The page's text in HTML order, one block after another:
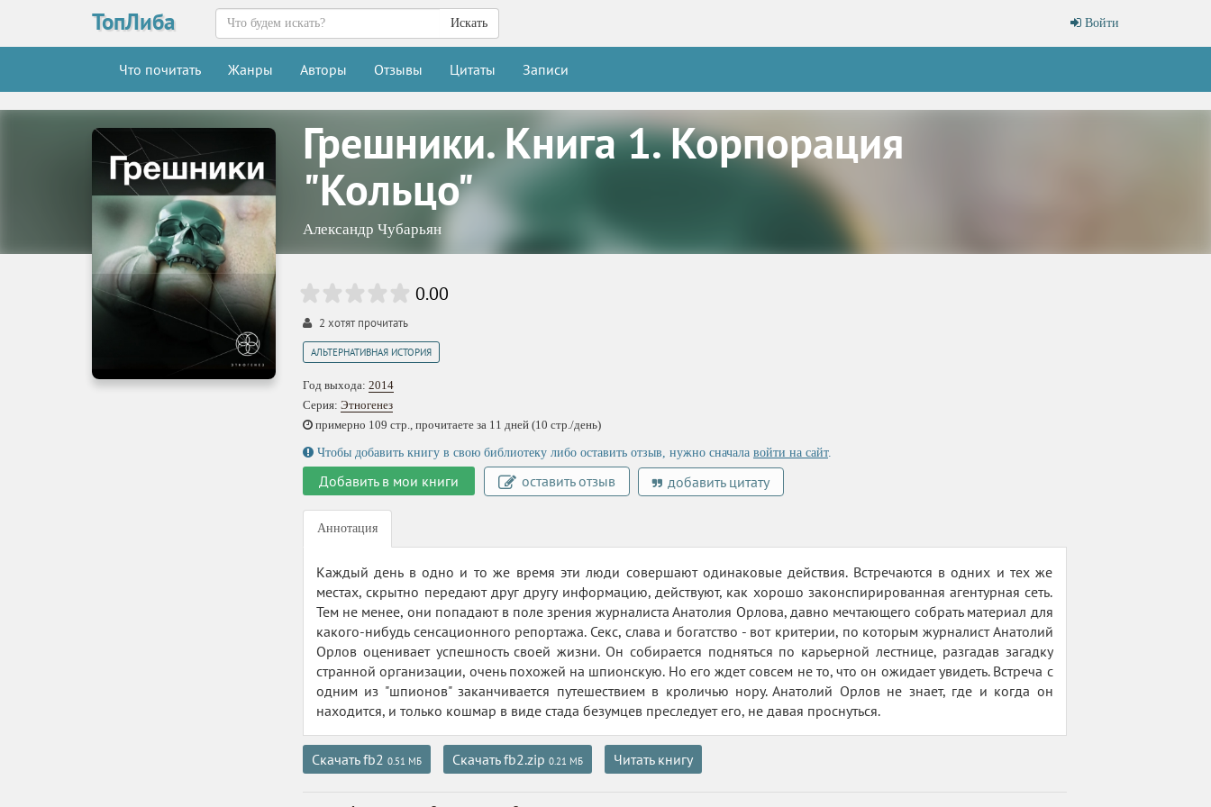
ТопЛиба Войти
Искать
Что почитать Жанры Авторы Отзывы Цитаты Записи
Грешники. Книга 1. Корпорация
"Кольцо"
Александр Чубарьян
0.00
2 хотят прочитать
АЛЬТЕРНАТИВНАЯ ИСТОРИЯ
Год выхода: 2014
Серия: Этногенез
примерно 109 стр., прочитаете за 11 дней (10 стр./день)
Чтобы добавить книгу в свою библиотеку либо оставить отзыв, нужно сначала войти на сайт.
Добавить в мои книги оставить отзыв добавить цитату
Аннотация
Каждый день в одно и то же время эти люди совершают одинаковые действия. Встречаются в одних и тех же
местах, скрытно передают друг другу информацию, действуют, как хорошо законспирированная агентурная сеть.
Тем не менее, они попадают в поле зрения журналиста Анатолия Орлова, давно мечтающего собрать материал для
какого-нибудь сенсационного репортажа. Секс, слава и богатство - вот критерии, по которым журналист Анатолий
Орлов оценивает успешность своей жизни. Он собирается подняться по карьерной лестнице, разгадав загадку
странной организации, очень похожей на шпионскую. Но его ждет совсем не то, что он ожидает увидеть. Встреча с
одним из "шпионов" заканчивается путешествием в кроличью нору. Анатолий Орлов не знает, где и когда он
находится, и только кошмар в виде стада безумцев преследует его, не давая проснуться.
Скачать fb2 0.51 МБ Скачать fb2.zip 0.21 МБ Читать книгу